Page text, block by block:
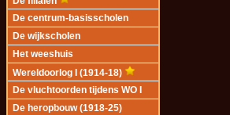
De centrum-basisscholen
De wijkscholen
Het weeshuis
Wereldoorlog I (1914-18)
De vluchtoorden tijdens WO I
De heropbouw (1918-25)